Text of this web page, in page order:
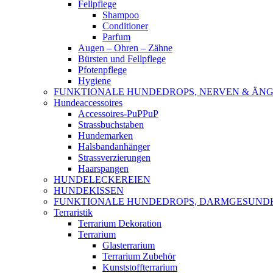
Fellpflege
Shampoo
Conditioner
Parfum
Augen – Ohren – Zähne
Bürsten und Fellpflege
Pfotenpflege
Hygiene
FUNKTIONALE HUNDEDROPS, NERVEN &
Hundeaccessoires
Accessoires-PuPPuP
Strassbuchstaben
Hundemarken
Halsbandanhänger
Strassverzierungen
Haarspangen
HUNDELECKEREIEN
HUNDEKISSEN
FUNKTIONALE HUNDEDROPS,
Terraristik
Terrarium Dekoration
Terrarium
Glasterrarium
Terrarium Zubehör
Kunststoffterrarium